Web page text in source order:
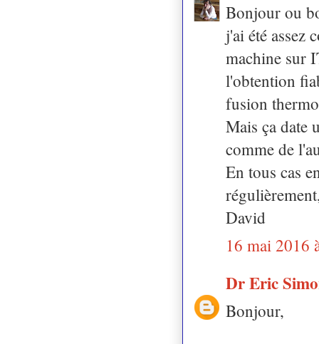
Bonjour ou
j'ai été assez
machine sur
l'obtention
fusion
Mais ça date
comme de
En tous cas
David
16 mai 2016
Dr Eric
Bonjour,